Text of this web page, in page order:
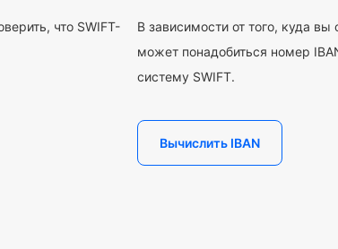
что SWIFT-
В зависимости от того, куда вы
может понадобиться номер
систему SWIFT.
Вычислить IBAN